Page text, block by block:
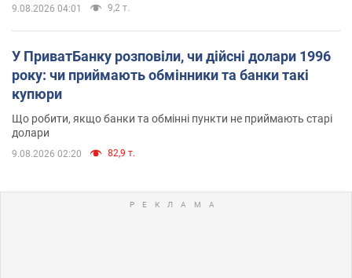
9.08.2026 04:01 9,2 т.
У ПриватБанку розповіли, чи дійсні долари 1996
року: чи приймають обмінники та банки такі
купюри
Що робити, якщо банки та обмінні пункти не приймають старі
долари
9.08.2026 02:20 82,9 т.